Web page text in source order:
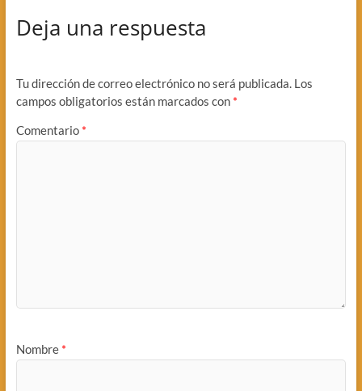
Deja una respuesta
Tu dirección de correo electrónico no será publicada. Los
campos obligatorios están marcados con *
Comentario *
Nombre *